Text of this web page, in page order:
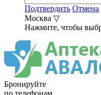
Подтвердить Отмена
Москва ▽
Нажмите, чтобы
Бронируйте
по телефонам